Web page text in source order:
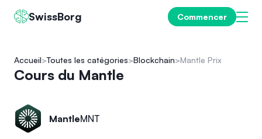
SwissBorg Commencer
Accueil Toutes les catégories Blockchain Mantle Prix
Cours du Mantle
MantleMNT